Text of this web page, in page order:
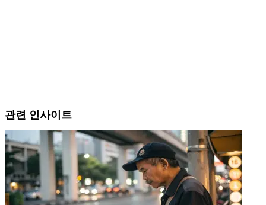
관련 인사이트